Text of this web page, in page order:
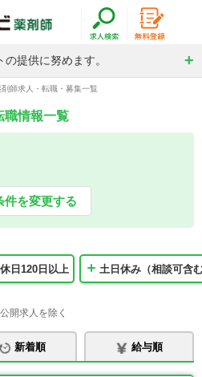
提供に努めます。
師求人・転職・募集一覧
職情報一覧
件を変更する
日120日以上 土日休み（相談可含
開求人を除く
新着順 給与順